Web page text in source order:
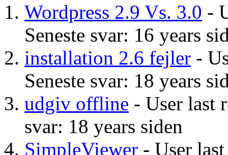
Wordpress 2.9 Vs. 3.0 -
Seneste svar: 16 years
installation 2.6 fejler -
Seneste svar: 18 years
udgiv offline - User last
svar: 18 years siden
SimpleViewer - User